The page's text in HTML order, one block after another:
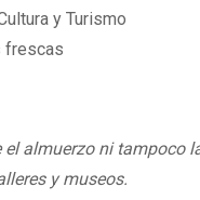
y Turismo
frescas
el almuerzo ni tampoco
y museos.